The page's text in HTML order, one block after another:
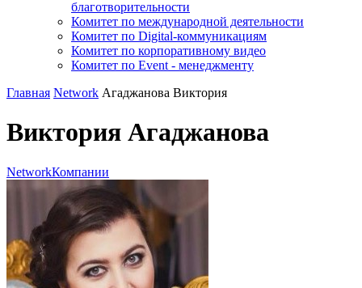
благотворительности
Комитет по международной деятельности
Комитет по Digital-коммуникациям
Комитет по корпоративному видео
Комитет по Event - менеджменту
Главная Network Агаджанова Виктория
Виктория Агаджанова
NetworkКомпании